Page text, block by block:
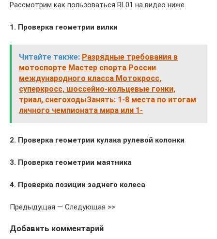
Рассмотрим как пользоваться RL01 на видео ниже
1. Проверка геометрии вилки
Читайте также: Разрядные требования в
мотоспорте Мастер спорта России
международного класса Мотокросс,
суперкросс, шоссейно-кольцевые гонки,
триал, снегоходыЗанять: 1-8 места по итогам
личного чемпионата мира или 1-
2. Проверка геометрии кулака рулевой колонки
3. Проверка геометрии маятника
4. Проверка позиции заднего колеса
Предыдущая — Следующая >>
Добавить комментарий